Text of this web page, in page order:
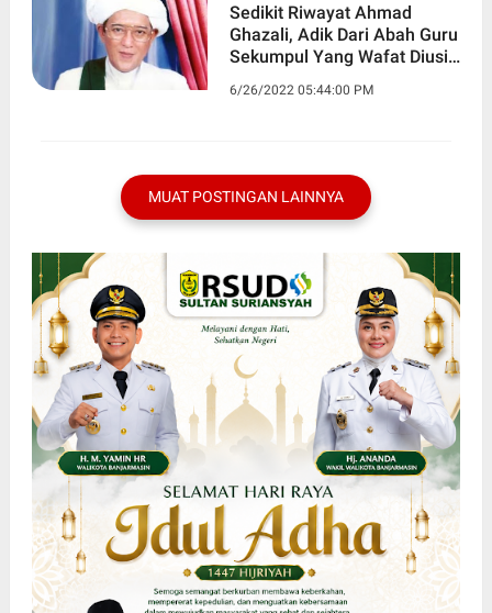
Sedikit Riwayat Ahmad
Ghazali, Adik Dari Abah Guru
Sekumpul Yang Wafat Diusia
6/26/2022 05:44:00 PM
MUAT POSTINGAN LAINNYA